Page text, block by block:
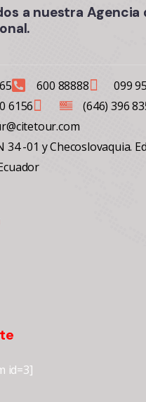
a nuestra Agencia
600 88888
099
6156
(646) 396
34 -01 y Checoslovaquia.
id=3]